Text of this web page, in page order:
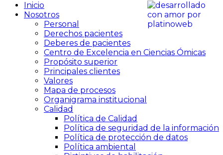
Inicio
Nosotros
Personal
Derechos pacientes
Deberes de pacientes
Centro de Excelencia en Ciencias Ómicas
Propósito superior
Principales clientes
Valores
Mapa de procesos
Organigrama institucional
Calidad
Política de Calidad
Política de seguridad de la información
Política de protección de datos
Política ambiental